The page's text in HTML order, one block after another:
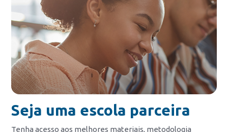
Seja uma escola parceira
Tenha acesso aos melhores materiais, metodologia